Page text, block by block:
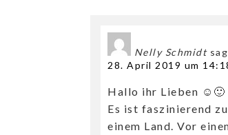
Nelly Schmidt
28. April 2019 um
Hallo ihr Lieben ☺🙂
Es ist faszinierend
einem Land. Vor